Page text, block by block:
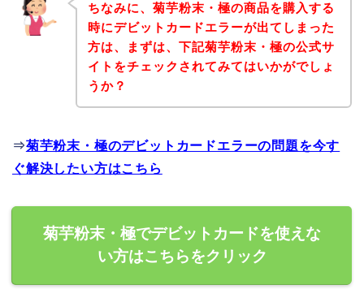
ちなみに、菊芋粉末・極の商品を購入する
時にデビットカードエラーが出てしまった
方は、まずは、下記菊芋粉末・極の公式サ
イトをチェックされてみてはいかがでしょ
うか？
⇒菊芋粉末・極のデビットカードエラーの問題を今す
ぐ解決したい方はこちら
菊芋粉末・極でデビットカードを使えな
い方はこちらをクリック